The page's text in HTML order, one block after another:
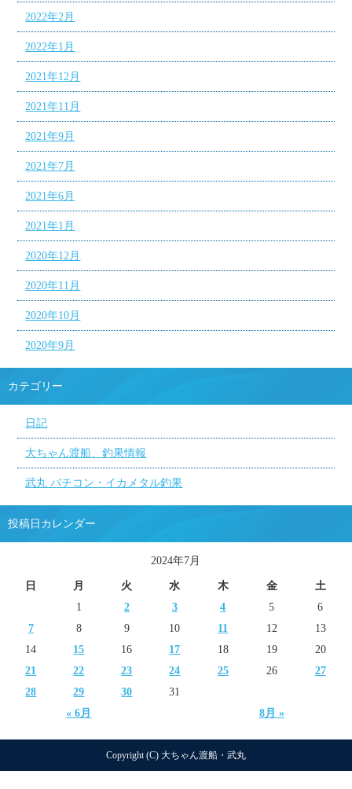
2022年2月
2022年1月
2021年12月
2021年11月
2021年9月
2021年7月
2021年6月
2021年1月
2020年12月
2020年11月
2020年10月
2020年9月
カテゴリー
日記
大ちゃん渡船、釣果情報
武丸 バチコン・イカメタル釣果
投稿日カレンダー
2024年7月
日 月 火 水 木 金 土
« 6月 8月 »
1 2 3 4 5
6
7
8 9 10 11 12
13
14
15 16 17 18 19
20
21
22 23 24 25 26
27
28
29 30 31
Copyright (C) 大ちゃん渡船・武丸